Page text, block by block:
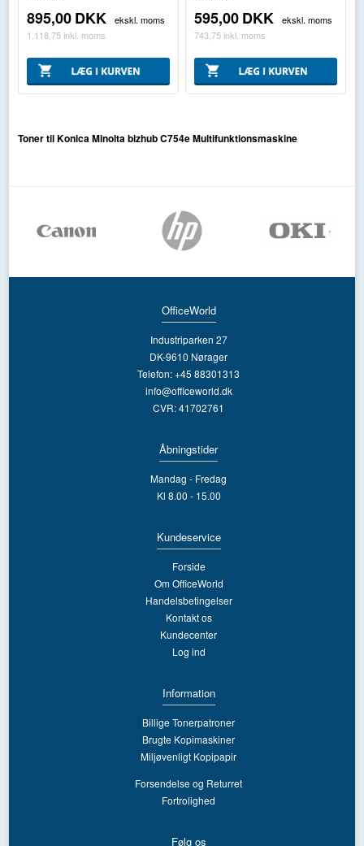
895,00DKK
ekskl. moms
1.118,75 inkl. moms
595,00DKK
ekskl. moms
743,75 inkl. moms
Toner til Konica Minolta bizhub C754e Multifunktionsmaskine
OfficeWorld
Industriparken 27
DK-9610 Nørager
Telefon: +45 88301313
info@officeworld.dk
CVR: 41702761
Åbningstider
Mandag - Fredag
Kl 8.00 - 15.00
Kundeservice
Forside
Om OfficeWorld
Handelsbetingelser
Kontakt os
Kundecenter
Log ind
Information
Billige Tonerpatroner
Brugte Kopimaskiner
Miljøvenligt Kopipapir
Forsendelse og Returret
Fortrolighed
Følg os